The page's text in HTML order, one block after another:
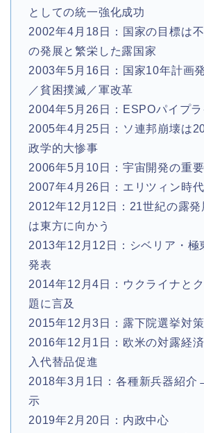
としての統一強化成功
2002年4月18日：国家の目標は
の発展と繁栄した露国家
2003年5月16日：国家10年計画
／貧困撲滅／軍改革
2004年5月26日：ESPOパイプ
2005年4月25日：ソ連邦崩壊は
政学的大惨事
2006年5月10日：宇宙開発の重
2007年4月26日：エリツィン時
2012年12月12日：21世紀の露発
は東方に向かう
2013年12月12日：シベリア・極
発表
2014年12月4日：ウクライナと
題に言及
2015年12月3日：露下院選挙対策
2016年12月1日：欧米の対露経
入代替品促進
2018年3月1日：各種新兵器紹介
示
2019年2月20日：内政中心